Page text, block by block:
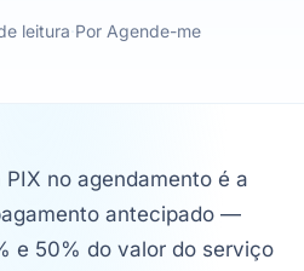
leitura·Por Agende-me
no agendamento é a
antecipado —
e 50% do valor do serviço